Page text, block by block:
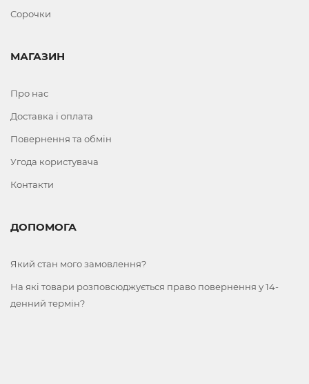
Сорочки
МАГАЗИН
Про нас
Доставка і оплата
Повернення та обмін
Угода користувача
Контакти
ДОПОМОГА
Який стан мого замовлення?
На які товари розповсюджується право повернення у 14-
денний термін?